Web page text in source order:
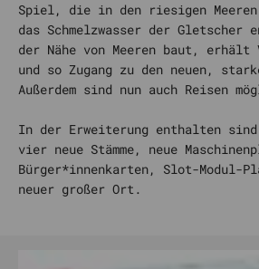
Spiel, die in den riesigen
das Schmelzwasser der Gletscher
der Nähe von Meeren baut, erhält
und so Zugang zu den neuen,
Außerdem sind nun auch Reisen
In der Erweiterung enthalten
vier neue Stämme, neue
Bürger*innenkarten, Slot-Modul-
neuer großer Ort.